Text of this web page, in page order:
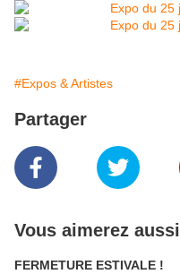
#Expos & Artistes
Partager
Vous aimerez aussi
FERMETURE ESTIVALE !